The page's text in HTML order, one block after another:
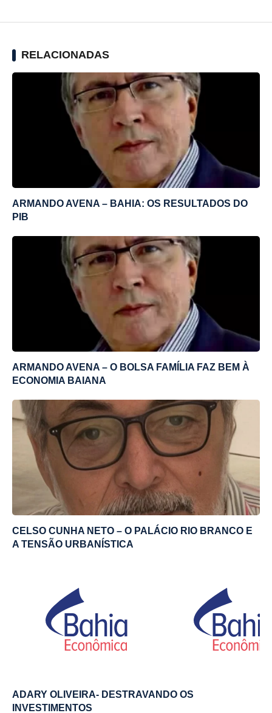
RELACIONADAS
ARMANDO AVENA – BAHIA: OS RESULTADOS DO
PIB
ARMANDO AVENA – O BOLSA FAMÍLIA FAZ BEM À
ECONOMIA BAIANA
CELSO CUNHA NETO – O PALÁCIO RIO BRANCO E
A TENSÃO URBANÍSTICA
ADARY OLIVEIRA- DESTRAVANDO OS
INVESTIMENTOS